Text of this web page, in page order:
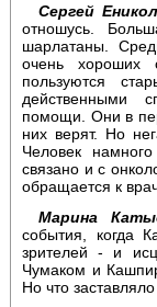
Сергей
отношусь.
шарлатаны.
очень хороших
пользуются
действенными
помощи. Они в
них верят. Но
Человек
связано и с
обращается к
Марина
события, когда
зрителей - и
Чумаком и
Но что